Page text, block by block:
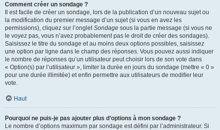
Comment créer un sondage ?
Il est facile de créer un sondage, lors de la publication d’un nouveau sujet ou
la modification du premier message d’un sujet (si vous en avez les
permissions), cliquez sur l’ongletSondage sous la partie message (si vous ne
le voyez pas, vous n’avez probablement pas le droit de créer des sondages).
Saisissez le titre du sondage et au moins deux options possibles, saisissez
une option par ligne dans le champ des réponses. Vous pouvez aussi indiquer
le nombre de réponses qu’un utilisateur peut choisir lors de son vote dans
« Option(s) par l’utilisateur », limiter la durée en jours du sondage (mettre « 0 »
pour une durée illimitée) et enfin permettre aux utilisateurs de modifier leur
vote.
Haut
Pourquoi ne puis-je pas ajouter plus d’options à mon sondage ?
Le nombre d’options maximum par sondage est défini par l’administrateur. Si